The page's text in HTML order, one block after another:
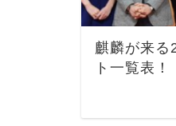
麒麟が来る
ト一覧表！